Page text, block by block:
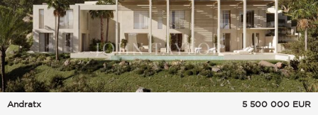
Andratx
5 500 000 EUR